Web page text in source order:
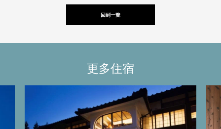
回到一覽
更多住宿